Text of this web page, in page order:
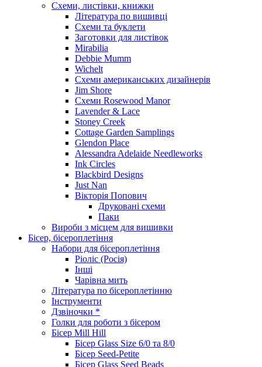
Схеми, листівки, книжки
Література по вишивці
Схеми та буклети
Заготовки для листівок
Mirabilia
Debbie Mumm
Wichelt
Схеми американських дизайнерів
Jim Shore
Cхеми Rosewood Manor
Lavender & Lace
Stoney Creek
Cottage Garden Samplings
Glendon Place
Alessandra Adelaide Needleworks
Ink Circles
Blackbird Designs
Just Nan
Вікторія Попович
Друковані схеми
Паки
Вироби з місцем для вишивки
Бісер, бісероплетіння
Набори для бісероплетіння
Ріоліс (Росія)
Інші
Чарівна мить
Література по бісероплетінню
Інструменти
Дзвіночки *
Голки для роботи з бісером
Бісер Mill Hill
Бісер Glass Size 6/0 та 8/0
Бісер Seed-Petite
Бісер Glass Seed Beads